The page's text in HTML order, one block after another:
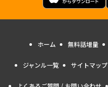
ホーム 無料話増量
ジャンル一覧 サイトマップ